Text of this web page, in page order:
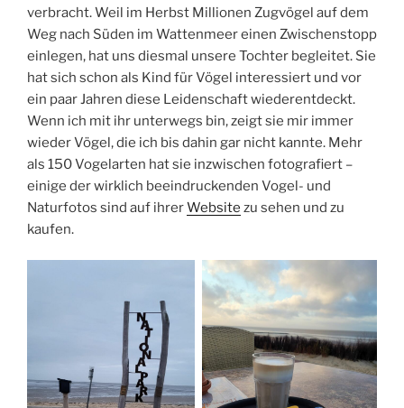
verbracht. Weil im Herbst Millionen Zugvögel auf dem
Weg nach Süden im Wattenmeer einen Zwischenstopp
einlegen, hat uns diesmal unsere Tochter begleitet. Sie
hat sich schon als Kind für Vögel interessiert und vor
ein paar Jahren diese Leidenschaft wiederentdeckt.
Wenn ich mit ihr unterwegs bin, zeigt sie mir immer
wieder Vögel, die ich bis dahin gar nicht kannte. Mehr
als 150 Vogelarten hat sie inzwischen fotografiert –
einige der wirklich beeindruckenden Vogel- und
Naturfotos sind auf ihrerWebsite zu sehen und zu
kaufen.